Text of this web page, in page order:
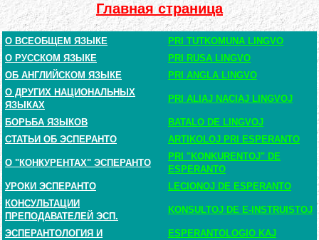
Главная страница
О ВСЕОБЩЕМ ЯЗЫКЕ
PRI TUTKOMUNA LINGVO
О РУССКОМ ЯЗЫКЕ
PRI RUSA LINGVO
ОБ АНГЛИЙСКОМ ЯЗЫКЕ
PRI ANGLA LINGVO
О ДРУГИХ НАЦИОНАЛЬНЫХ
ЯЗЫКАХ
PRI ALIAJ NACIAJ LINGVOJ
БОРЬБА ЯЗЫКОВ
BATALO DE LINGVOJ
СТАТЬИ ОБ ЭСПЕРАНТО
ARTIKOLOJ PRI ESPERANTO
О "КОНКУРЕНТАХ" ЭСПЕРАНТО
PRI "KONKURENTOJ" DE
ESPERANTO
УРОКИ ЭСПЕРАНТО
LECIONOJ DE ESPERANTO
КОНСУЛЬТАЦИИ
ПРЕПОДАВАТЕЛЕЙ ЭСП.
KONSULTOJ DE E-INSTRUISTOJ
ЭСПЕРАНТОЛОГИЯ И
ESPERANTOLOGIO KAJ